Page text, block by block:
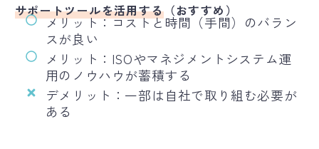
サポートツールを活用する（おすすめ）
メリット：コストと時間（手間）のバラン
スが良い
メリット：ISOやマネジメントシステム運
用のノウハウが蓄積する
デメリット：一部は自社で取り組む必要が
ある